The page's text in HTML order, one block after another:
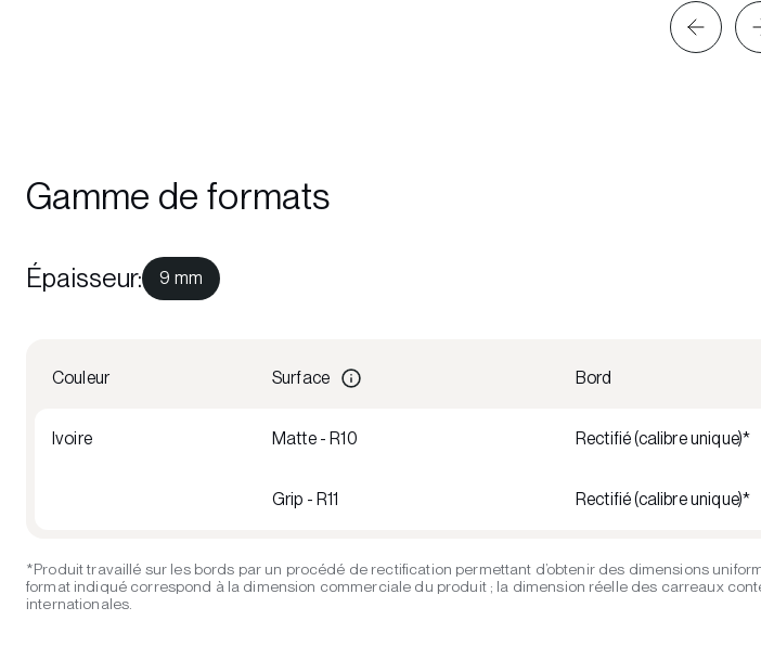
Gamme de formats
Épaisseur: 9 mm
Couleur Surface Bord
Ivoire Matte - R10 Rectifié (calibre unique)*
Grip - R11 Rectifié (calibre unique)*
*Produit travaillé sur les bords par un procédé de rectification permettant d’obtenir des dimensions
format indiqué correspond à la dimension commerciale du produit ; la dimension réelle des carreaux
internationales.